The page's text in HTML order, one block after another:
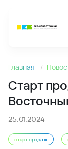
Новости
Главная
Старт
25.01.2024
старт продаж